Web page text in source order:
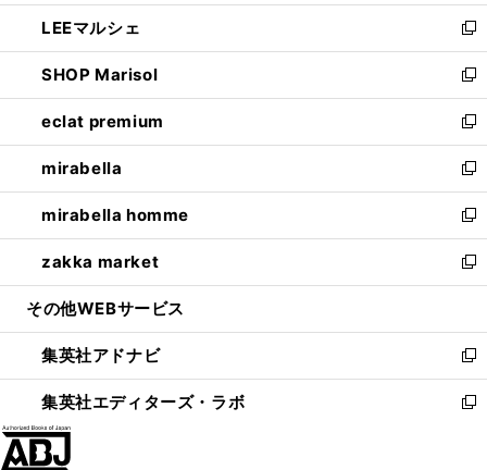
開
く
ウ
で
開
く
ン
ド
ウ
で
開
く
ウ
ィ
ン
ド
ウ
で
開
く
し
い
ウ
ィ
ン
ド
ウ
で
開
く
LEEマルシェ
新
し
い
ウ
ィ
ン
ド
ウ
で
開
く
SHOP Marisol
新
し
い
ウ
ィ
ン
ド
ウ
で
開
eclat premium
新
し
い
ウ
ィ
ン
ド
ウ
開
く
mirabella
新
し
い
ウ
ィ
ン
ウ
で
開
く
mirabella homme
新
し
い
ウ
ン
ド
ウ
で
zakka market
新
し
ウ
ィ
ン
ド
その他WEBサービス
集英社アドナビ
新
し
い
集英社エディターズ・ラボ
新